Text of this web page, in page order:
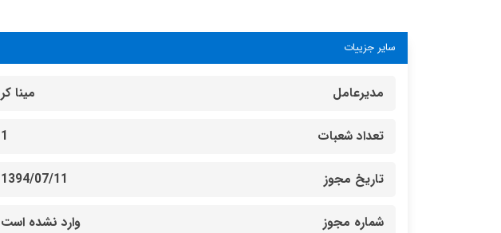
سایر جزییات
مدیرعامل مینا کر
تعداد شعبات 1
تاریخ مجوز 1394/07/11
شماره مجوز وارد نشده است